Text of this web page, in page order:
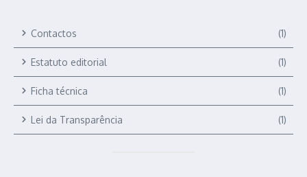
Contactos (1)
Estatuto editorial (1)
Ficha técnica (1)
Lei da Transparência (1)